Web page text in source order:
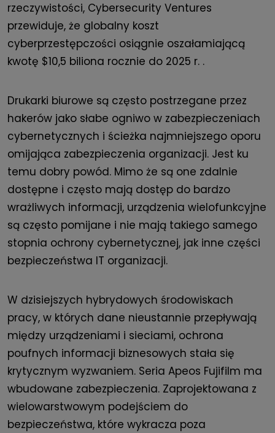
rzeczywistości, Cybersecurity Ventures
przewiduje, że globalny koszt
cyberprzestępczości osiągnie oszałamiającą
kwotę $10,5 biliona rocznie do 2025 r. .
Drukarki biurowe są często postrzegane przez
hakerów jako słabe ogniwo w zabezpieczeniach
cybernetycznych i ścieżka najmniejszego oporu
omijająca zabezpieczenia organizacji. Jest ku
temu dobry powód. Mimo że są one zdalnie
dostępne i często mają dostęp do bardzo
wrażliwych informacji, urządzenia wielofunkcyjne
są często pomijane i nie mają takiego samego
stopnia ochrony cybernetycznej, jak inne części
bezpieczeństwa IT organizacji.
W dzisiejszych hybrydowych środowiskach
pracy, w których dane nieustannie przepływają
między urządzeniami i sieciami, ochrona
poufnych informacji biznesowych stała się
krytycznym wyzwaniem. Seria Apeos Fujifilm ma
wbudowane zabezpieczenia. Zaprojektowana z
wielowarstwowym podejściem do
bezpieczeństwa, które wykracza poza